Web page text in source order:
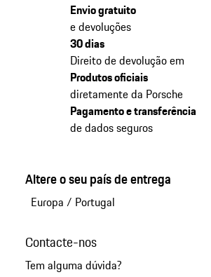
Envio gratuito
e devoluções
30 dias
Direito de devolução em
Produtos oficiais
diretamente da Porsche
Pagamento e transferência
de dados seguros
Altere o seu país de entrega
Europa / Portugal
Contacte-nos
Tem alguma dúvida?